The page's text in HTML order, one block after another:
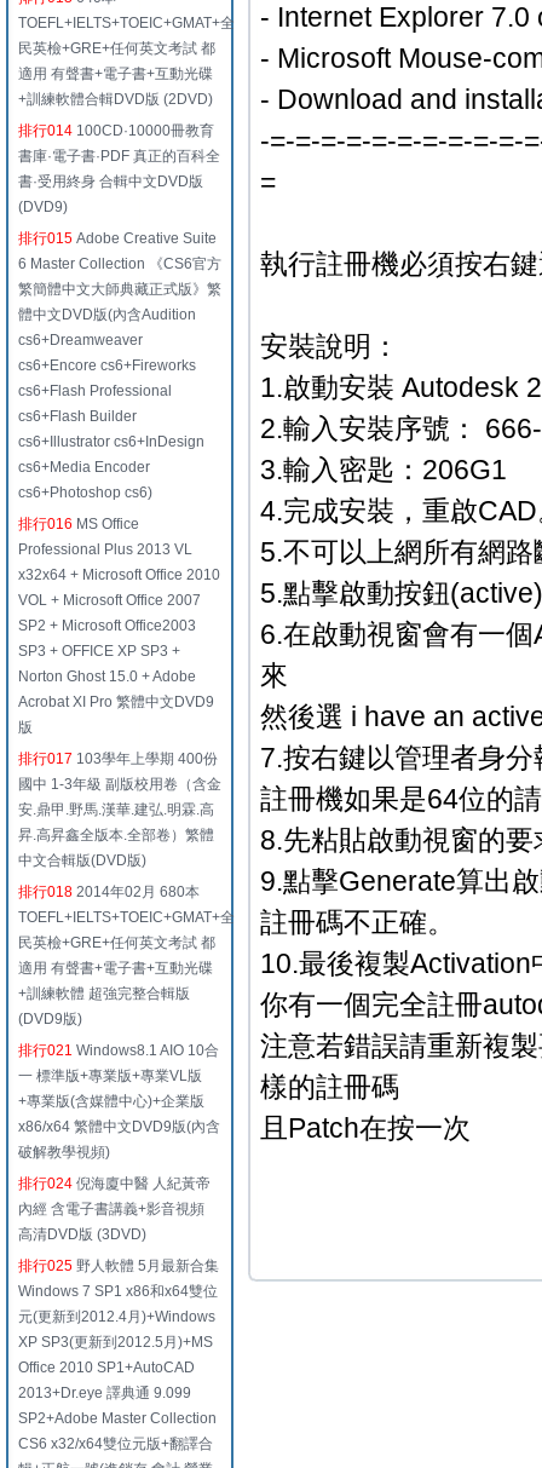
TOEFL+IELTS+TOEIC+GMAT+全
民英檢+GRE+任何英文考試 都
適用 有聲書+電子書+互動光碟
+訓練軟體合輯DVD版 (2DVD)
排行014 100CD·10000冊教育
書庫·電子書·PDF 真正的百科全
書·受用終身 合輯中文DVD版
(DVD9)
排行015 Adobe Creative Suite
6 Master Collection 《CS6官方
繁簡體中文大師典藏正式版》繁
體中文DVD版(內含Audition
cs6+Dreamweaver
cs6+Encore cs6+Fireworks
cs6+Flash Professional
cs6+Flash Builder
cs6+Illustrator cs6+InDesign
cs6+Media Encoder
cs6+Photoshop cs6)
排行016 MS Office
Professional Plus 2013 VL
x32x64 + Microsoft Office 2010
VOL + Microsoft Office 2007
SP2 + Microsoft Office2003
SP3 + OFFICE XP SP3 +
Norton Ghost 15.0 + Adobe
Acrobat XI Pro 繁體中文DVD9
版
排行017 103學年上學期 400份
國中 1-3年級 副版校用卷（含金
安.鼎甲.野馬.漢華.建弘.明霖.高
昇.高昇鑫全版本.全部卷）繁體
中文合輯版(DVD版)
排行018 2014年02月 680本
TOEFL+IELTS+TOEIC+GMAT+全
民英檢+GRE+任何英文考試 都
適用 有聲書+電子書+互動光碟
+訓練軟體 超強完整合輯版
(DVD9版)
排行021 Windows8.1 AIO 10合
一 標準版+專業版+專業VL版
+專業版(含媒體中心)+企業版
x86/x64 繁體中文DVD9版(內含
破解教學視頻)
排行024 倪海廈中醫 人紀黃帝
內經 含電子書講義+影音視頻
高清DVD版 (3DVD)
排行025 野人軟體 5月最新合集
Windows 7 SP1 x86和x64雙位
元(更新到2012.4月)+Windows
XP SP3(更新到2012.5月)+MS
Office 2010 SP1+AutoCAD
2013+Dr.eye 譯典通 9.099
SP2+Adobe Master Collection
CS6 x32/x64雙位元版+翻譯合
- Internet Explorer 7.0
- Microsoft Mouse-
- Download and
-=-=-=-=-=-=-=-=-=-=-
=
執行註冊機必須按右
安裝說明：
1.啟動安裝 Autodesk
2.輸入安裝序號：
3.輸入密匙：206G1
4.完成安裝，重啟
5.不可以上網所有網
5.點擊啟動按鈕(active)
6.在啟動視窗會有一
來
然後選 i have an
7.按右鍵以管理者身
註冊機如果是64位的
8.先粘貼啟動視窗的
9.點擊Generate算出
註冊碼不正確。
10.最後複製Activation
你有一個完全註冊
注意若錯誤請重新複
樣的註冊碼
且Patch在按一次